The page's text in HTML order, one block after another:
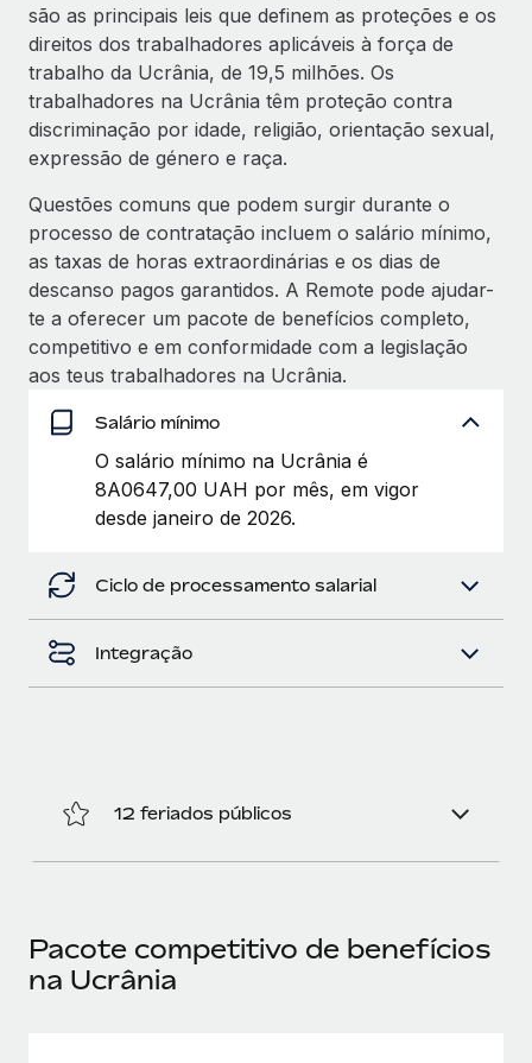
são as principais leis que definem as proteções e os
direitos dos trabalhadores aplicáveis à força de
trabalho da Ucrânia, de 19,5 milhões. Os
trabalhadores na Ucrânia têm proteção contra
discriminação por idade, religião, orientação sexual,
expressão de género e raça.
Questões comuns que podem surgir durante o
processo de contratação incluem o salário mínimo,
as taxas de horas extraordinárias e os dias de
descanso pagos garantidos. A Remote pode ajudar-
te a oferecer um pacote de benefícios completo,
competitivo e em conformidade com a legislação
aos teus trabalhadores na Ucrânia.
Salário mínimo
O salário mínimo na Ucrânia é
8A0647,00 UAH por mês, em vigor
desde janeiro de 2026.
Ciclo de processamento salarial
Integração
12 feriados públicos
Pacote competitivo de benefícios
na Ucrânia